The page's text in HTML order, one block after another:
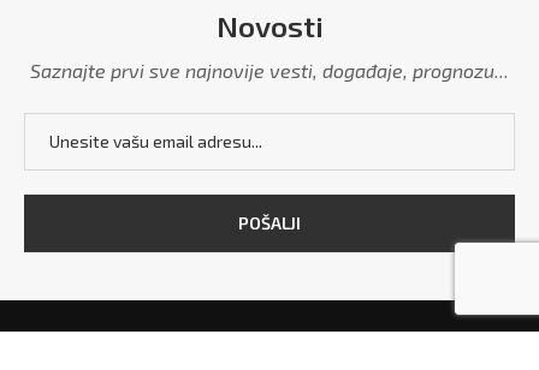
Novosti
Saznajte prvi sve najnovije vesti, događaje, prognozu...